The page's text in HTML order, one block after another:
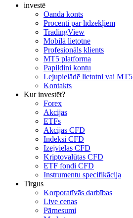
investē
Oanda konts
Procenti par līdzekļiem
TradingView
Mobilā lietotne
Profesionāls klients
MT5 platforma
Papildini kontu
Lejupielādē lietotni vai MT5
Kontakts
Kur investēt?
Forex
Akcijas
ETFs
Akcijas CFD
Indeksi CFD
Izejvielas CFD
Kriptovalūtas CFD
ETF fondi CFD
Instrumentu specifikācija
Tirgus
Korporatīvās darbības
Live cenas
Pārnesumi